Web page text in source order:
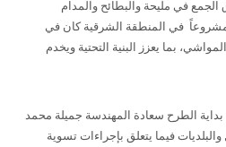
في مليحة والبطائح والمدام
المواشي وسوق الأعلاف و3 مراعي وغيرها من المشاريع الحيوية، وتنفيذ 183 مشروعاً في المنطقة الشرقية كان في
بما يعزز البنية التحتية ويخدم
الطرح سعادة المهندسة جميلة محمد
فيما يتعلق بإجراءات تسوية